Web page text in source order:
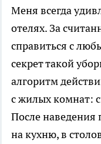
Меня всегда
отелях. За
справиться с
секрет такой
алгоритм
с жилых комнат:
После наведения
на кухню, в